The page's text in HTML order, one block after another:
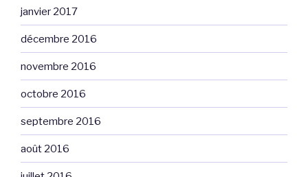
janvier 2017
décembre 2016
novembre 2016
octobre 2016
septembre 2016
août 2016